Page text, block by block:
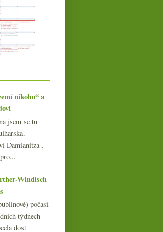
– díl II.
– díl I.
lahví vína
jsem pil(a)
pravá
vůbec
nikoho“ a
jsem se tu
Damianitza ,
Windisch
počasí
týdnech
dost